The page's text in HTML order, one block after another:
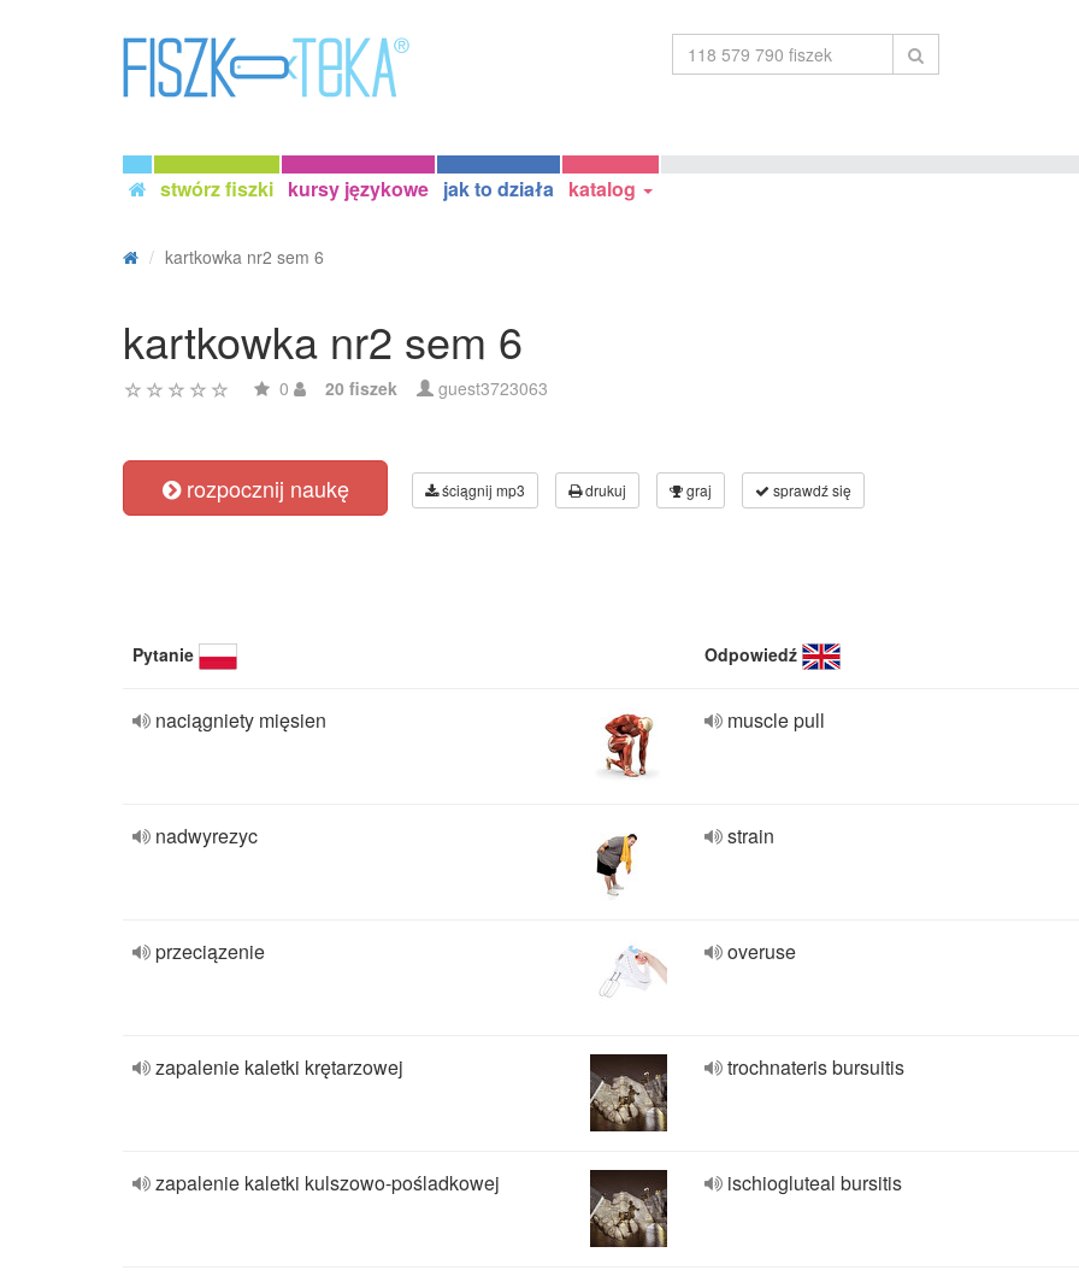
stwórz fiszki kursy językowe jak to działa katalog
kartkowka nr2 sem 6
kartkowka nr2 sem 6
0 20 fiszek guest3723063
rozpocznij naukę ściągnij mp3 drukuj graj sprawdź się
Pytanie Odpowiedź
naciągniety mięsien muscle pull
nadwyrezyc strain
przeciązenie overuse
zapalenie kaletki krętarzowej trochnateris bursuitis
zapalenie kaletki kulszowo-pośladkowej ischiogluteal bursitis